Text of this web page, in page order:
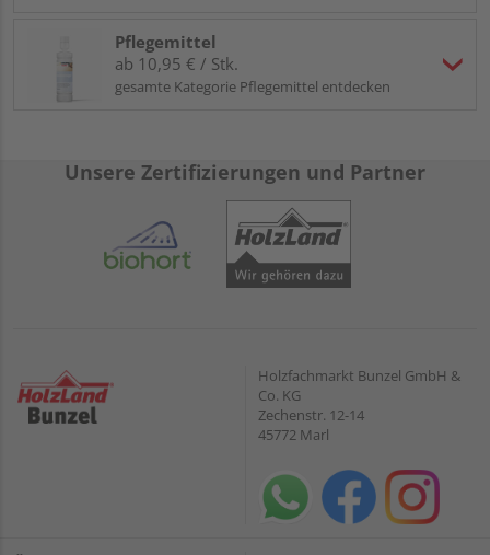
Pflegemittel
ab 10,95 € / Stk.
gesamte Kategorie Pflegemittel entdecken
Unsere Zertifizierungen und Partner
Holzfachmarkt Bunzel GmbH &
Co. KG
Zechenstr. 12-14
45772 Marl